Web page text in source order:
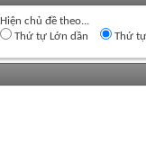
Hiện chủ đề theo...
Thứ tự Lớn dần
Thứ